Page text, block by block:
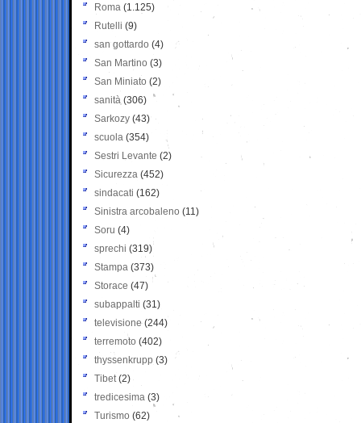
Roma (1.125)
Rutelli (9)
san gottardo (4)
San Martino (3)
San Miniato (2)
sanità (306)
Sarkozy (43)
scuola (354)
Sestri Levante (2)
Sicurezza (452)
sindacati (162)
Sinistra arcobaleno (11)
Soru (4)
sprechi (319)
Stampa (373)
Storace (47)
subappalti (31)
televisione(244)
terremoto (402)
thyssenkrupp (3)
Tibet(2)
tredicesima (3)
Turismo (62)